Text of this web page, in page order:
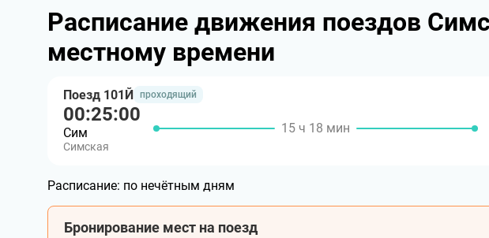
Расписание движения поездов
местному времени
Поезд 101Й проходящий
00:25:00
Сим
Симская
15 ч 18 мин
Расписание: по нечётным дням
Бронирование мест на поезд